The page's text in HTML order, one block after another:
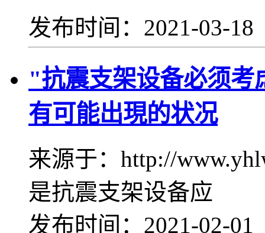
发布时间：2021-03-
"抗震支架设备必须考
有可能出現的状况
来源于：http://
是抗震支架设备应
发布时间：2021-02-